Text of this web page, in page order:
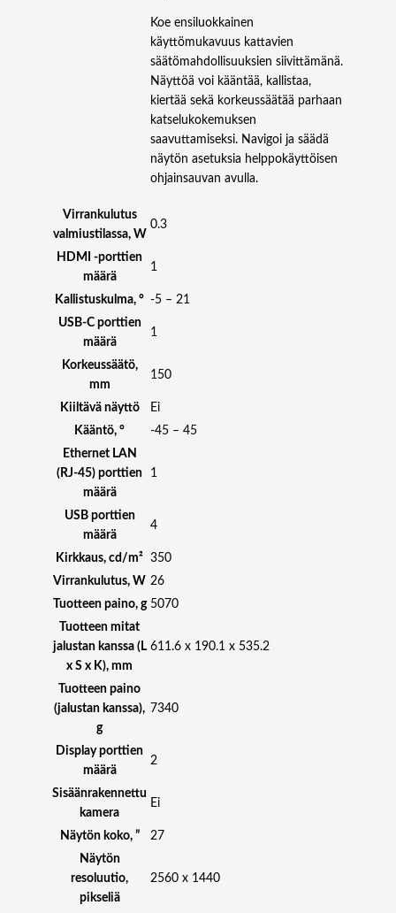
Koe ensiluokkainen
käyttömukavuus kattavien
säätömahdollisuuksien siivittämänä.
Näyttöä voi kääntää, kallistaa,
kiertää sekä korkeussäätää parhaan
katselukokemuksen
saavuttamiseksi. Navigoi ja säädä
näytön asetuksia helppokäyttöisen
ohjainsauvan avulla.
Virrankulutus
valmiustilassa, W
0.3
HDMI -porttien
määrä
1
Kallistuskulma, ° -5 – 21
USB-C porttien
määrä
1
Korkeussäätö,
mm
150
Kiiltävä näyttö
Ei
Kääntö, °
-45 – 45
Ethernet LAN
(RJ-45) porttien
määrä
1
USB porttien
määrä
4
Kirkkaus, cd/m² 350
Virrankulutus, W 26
Tuotteen paino, g 5070
Tuotteen mitat
jalustan kanssa (L
x S x K), mm
611.6 x 190.1 x 535.2
Tuotteen paino
(jalustan kanssa),
g
7340
Display porttien
määrä
2
Sisäänrakennettu
kamera
Ei
Näytön koko, ”
27
Näytön
resoluutio,
pikseliä
2560 x 1440